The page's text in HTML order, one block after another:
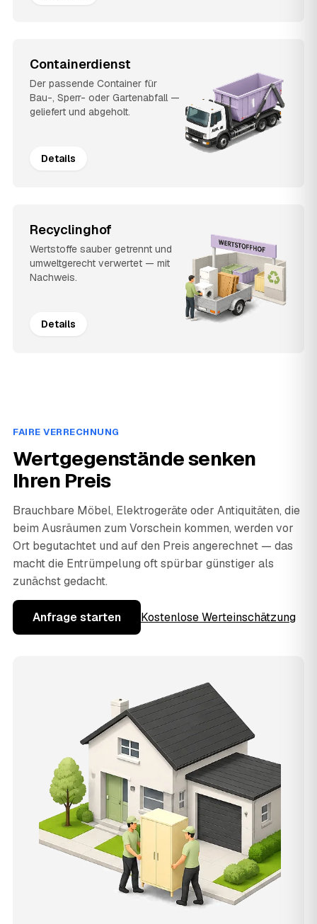
Containerdienst
Der passende Container für
Bau-, Sperr- oder Gartenabfall —
geliefert und abgeholt.
Details
Recyclinghof
Wertstoffe sauber getrennt und
umweltgerecht verwertet — mit
Nachweis.
Details
FAIRE VERRECHNUNG
Wertgegenstände senken
Ihren Preis
Brauchbare Möbel, Elektrogeräte oder Antiquitäten, die
beim Ausräumen zum Vorschein kommen, werden vor
Ort begutachtet und auf den Preis angerechnet — das
macht die Entrümpelung oft spürbar günstiger als
zunächst gedacht.
Anfrage starten Kostenlose Werteinschätzung